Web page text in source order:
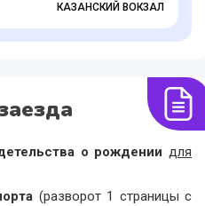
КАЗАНСКИЙ ВОКЗАЛ
о рождении для
(разворот 1 страницы с